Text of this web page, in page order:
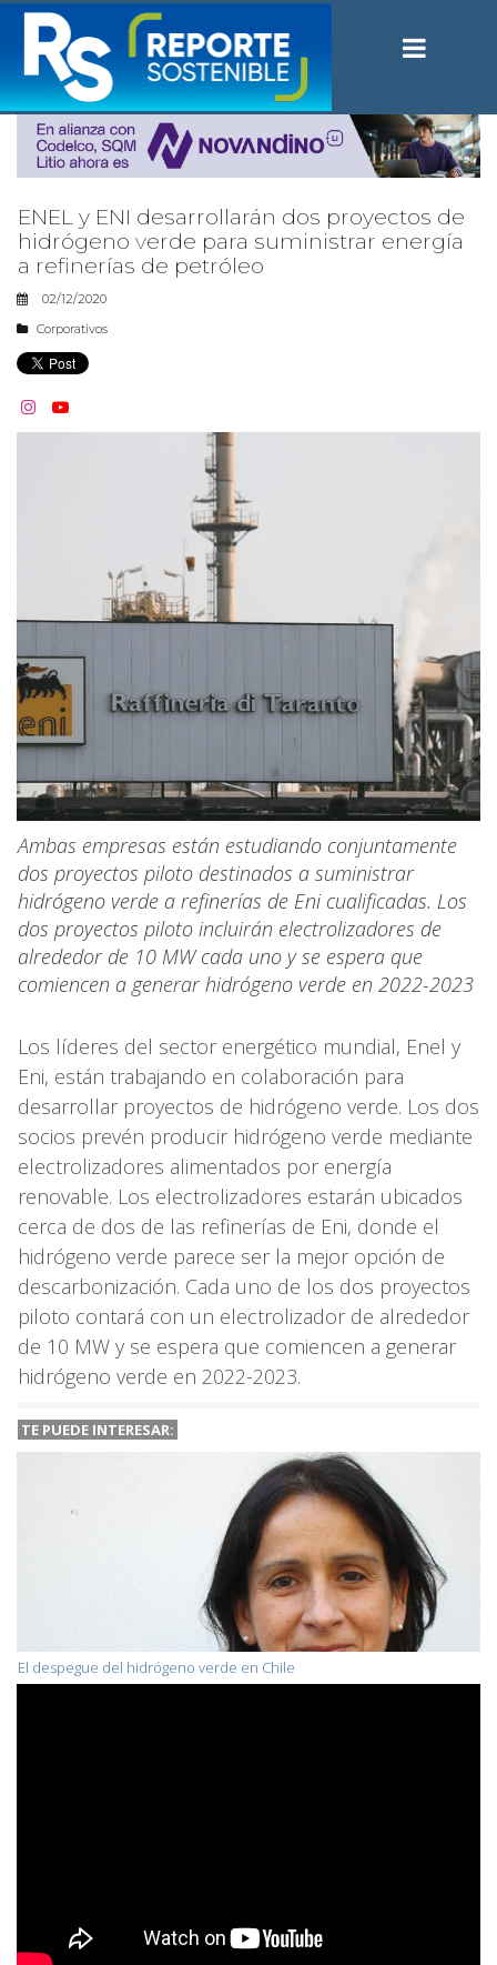
ENEL y ENI desarrollarán dos proyectos de
hidrógeno verde para suministrar energía
a refinerías de petróleo
02/12/2020
Corporativos
 
Ambas empresas están estudiando conjuntamente
dos proyectos piloto destinados a suministrar
hidrógeno verde a refinerías de Eni cualificadas. Los
dos proyectos piloto incluirán electrolizadores de
alrededor de 10 MW cada uno y se espera que
comiencen a generar hidrógeno verde en 2022-2023
Los líderes del sector energético mundial, Enel y
Eni, están trabajando en colaboración para
desarrollar proyectos de hidrógeno verde. Los dos
socios prevén producir hidrógeno verde mediante
electrolizadores alimentados por energía
renovable. Los electrolizadores estarán ubicados
cerca de dos de las refinerías de Eni, donde el
hidrógeno verde parece ser la mejor opción de
descarbonización. Cada uno de los dos proyectos
piloto contará con un electrolizador de alrededor
de 10 MW y se espera que comiencen a generar
hidrógeno verde en 2022-2023.
TE PUEDE INTERESAR:
El despegue del hidrógeno verde en Chile